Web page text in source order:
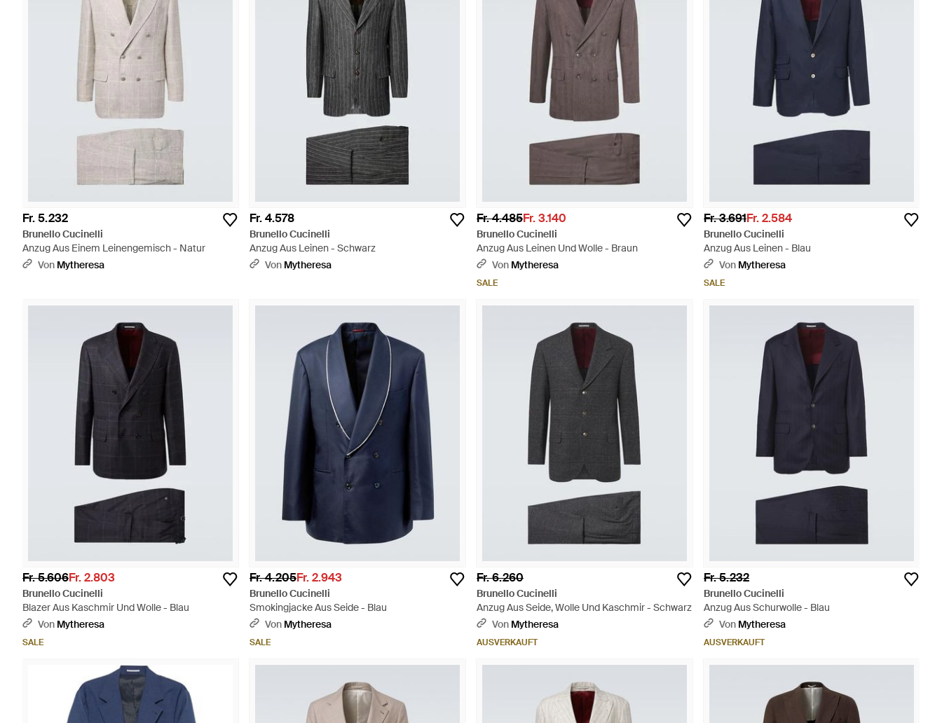
Fr. 5.232
Brunello Cucinelli
Anzug Aus Einem Leinengemisch - Natur
Von Mytheresa
Fr. 4.578
Brunello Cucinelli
Anzug Aus Leinen - Schwarz
Von Mytheresa
Fr. 4.485Fr. 3.140
Brunello Cucinelli
Anzug Aus Leinen Und Wolle - Braun
Von Mytheresa
SALE
Fr. 3.691Fr. 2.584
Brunello Cucinelli
Anzug Aus Leinen - Blau
Von Mytheresa
SALE
Fr. 5.606Fr. 2.803
Brunello Cucinelli
Blazer Aus Kaschmir Und Wolle - Blau
Von Mytheresa
SALE
Fr. 4.205Fr. 2.943
Brunello Cucinelli
Smokingjacke Aus Seide - Blau
Von Mytheresa
SALE
Fr. 6.260
Brunello Cucinelli
Anzug Aus Seide, Wolle Und Kaschmir - Schwarz
Von Mytheresa
AUSVERKAUFT
Fr. 5.232
Brunello Cucinelli
Anzug Aus Schurwolle - Blau
Von Mytheresa
AUSVERKAUFT